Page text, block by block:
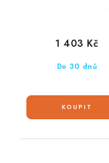
Do 30 dnů
1 403 Kč